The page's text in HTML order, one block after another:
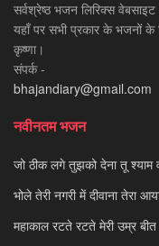
सर्वश्रेष्ठ भजन लिरिक्स
यहाँ पर सभी प्रकार के भजनों
कृष्णा।
संपर्क -
bhajandiary@gmail.com
नवीनतम भजन
जो ठीक लगे तुझको देना तू श्याम
भोले तेरी नगरी में दीवाना तेरा
महाकाल रटते रटते मेरी उम्र बीत